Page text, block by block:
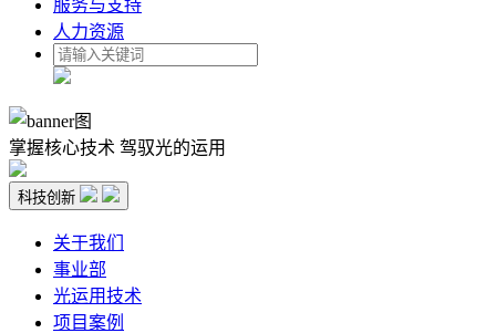
服务与支持
人力资源
掌握核心技术 驾驭光的运用
科技创新
关于我们
事业部
光运用技术
项目案例